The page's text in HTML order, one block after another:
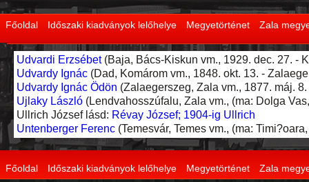
Főoldal Időszaki kiadványok lelőhelye Megyetörténet Zala
Udvardi Erzsébet(Baja, Bács-Kiskun vm., 1929. dec. 27. -
Udvardy Ignác(Dad, Komárom vm., 1848. okt. 13. -
Udvardy Ignác Ödön (Zalaegerszeg, Zala vm., 1877. máj.
Ujlaky László(Lendvahosszúfalu, Zala vm., (ma: Dolga
Ullrich József lásd: Révay József; 1904-ig Ullrich
Untenberger Ferenc(Temesvár, Temes vm., (ma:
Főoldal Időszaki kiadványok lelőhelye Megyetörténet Zala